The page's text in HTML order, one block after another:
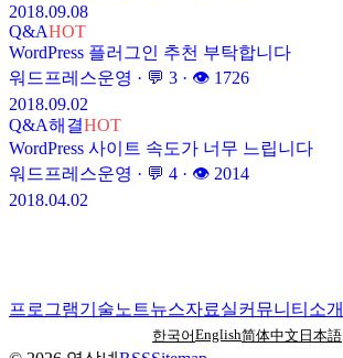
2018.09.08
Q&AHOT
WordPress 플러그인 추천 부탁합니다
워드프레스운영 · 💬 3 · 👁 1726
2018.09.02
Q&A해결HOT
WordPress 사이트 속도가 너무 느립니다
워드프레스운영 · 💬 4 · 👁 2014
2018.04.02
프로그램기술노트뉴스자료실커뮤니티 소개
한국어English简体中文 日本語